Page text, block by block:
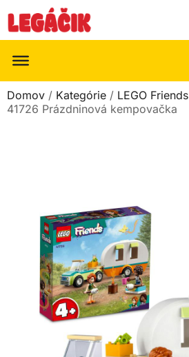
Domov / Kategórie / LEGO Friends
41726 Prázdninová kempovačka